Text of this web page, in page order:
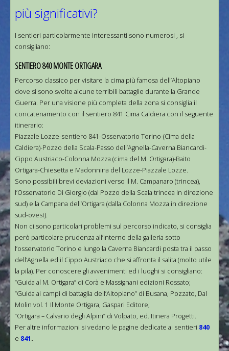
più significativi?
I sentieri particolarmente interessanti sono numerosi , si
consigliano:
SENTIERO 840 MONTE ORTIGARA
Percorso classico per visitare la cima più famosa dell’Altopiano
dove si sono svolte alcune terribili battaglie durante la Grande
Guerra. Per una visione più completa della zona si consiglia il
concatenamento con il sentiero 841 Cima Caldiera con il seguente
itinerario:
Piazzale Lozze-sentiero 841-Osservatorio Torino-(Cima della
Caldiera)-Pozzo della Scala-Passo dell’Agnella-Caverna Biancardi-
Cippo Austriaco-Colonna Mozza (cima del M. Ortigara)-Baito
Ortigara-Chiesetta e Madonnina del Lozze-Piazzale Lozze.
Sono possibili brevi deviazioni verso il M. Campanaro (trincea),
l’Osservatorio Di Giorgio (dal Pozzo della Scala trincea in direzione
sud) e la Campana dell’Ortigara (dalla Colonna Mozza in direzione
sud-ovest).
Non ci sono particolari problemi sul percorso indicato, si consiglia
però particolare prudenza all’interno della galleria sotto
l’osservatorio Torino e lungo la Caverna Biancardi posta tra il passo
dell’Agnella ed il Cippo Austriaco che si affronta il salita (molto utile
la pila). Per conoscere gli avvenimenti ed i luoghi si consigliano:
“Guida al M. Ortigara” di Corà e Massignani edizioni Rossato;
“Guida ai campi di battaglia dell’Altopiano” di Busana, Pozzato, Dal
Molin vol. 1 Il Monte Ortigara, Gaspari Editore;
“Ortigara – Calvario degli Alpini” di Volpato, ed. Itinera Progetti.
Per altre informazioni si vedano le pagine dedicate ai sentieri 840
e 841.